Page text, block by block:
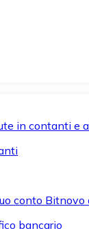
in contanti e
conto Bitnovo
bancario